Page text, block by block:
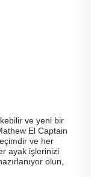
ve yeni bir
El Captain
ve her
ayak işlerinizi
olun,